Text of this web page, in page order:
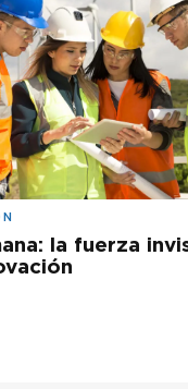
la fuerza